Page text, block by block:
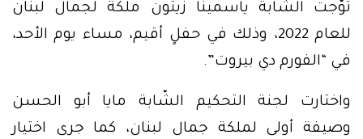
تُوّجت الشابة ياسمينا زيتون ملكة لجمال لبنان
للعام 2022، وذلك في حفلٍ أقيم، مساء يوم الأحد،
في “الفورم دي بيروت”.
واختارت لجنة التحكيم الشّابة مايا أبو الحسن
وصيفة أولى لملكة جمال لبنان، كما جرى اختيار